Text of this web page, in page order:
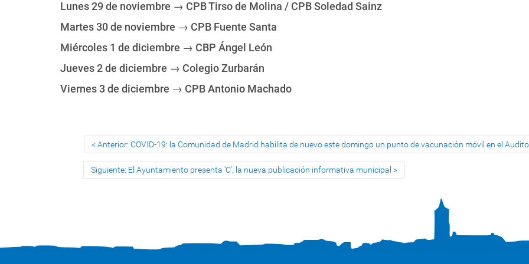
Lunes 29 de noviembre → CPB Tirso de Molina / CPB Soledad Sainz
Martes 30 de noviembre → CPB Fuente Santa
Miércoles 1 de diciembre → CBP Ángel León
Jueves 2 de diciembre → Colegio Zurbarán
Viernes 3 de diciembre → CPB Antonio Machado
Anterior: COVID-19: la Comunidad de Madrid habilita de nuevo este domingo un punto de vacunación móvil en el
Siguiente: El Ayuntamiento presenta 'C', la nueva publicación informativa municipal